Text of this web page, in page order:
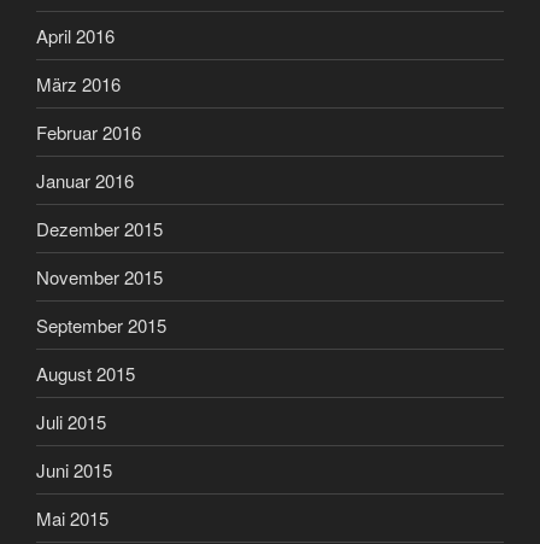
April 2016
März 2016
Februar 2016
Januar 2016
Dezember 2015
November 2015
September 2015
August 2015
Juli 2015
Juni 2015
Mai 2015